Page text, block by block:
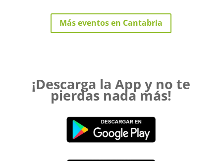
Más eventos en Cantabria
¡Descarga la App y no te
pierdas nada más!